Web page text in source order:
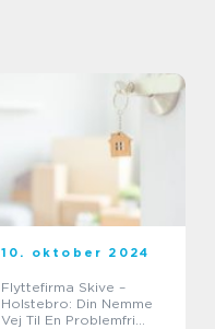
10. oktober 2024
Flyttefirma Skive –
Holstebro: Din Nemme
Vej Til En Problemfri